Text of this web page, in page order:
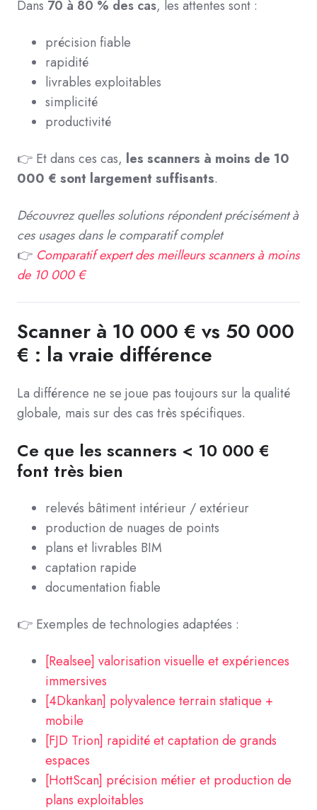
Dans 70 à 80 % des cas, les attentes sont :
précision fiable
rapidité
livrables exploitables
simplicité
productivité
👉 Et dans ces cas, les scanners à moins de 10
000 € sont largement suffisants.
Découvrez quelles solutions répondent précisément à
ces usages dans le comparatif complet
👉 Comparatif expert des meilleurs scanners à moins
de 10 000 €
Scanner à 10 000 € vs 50 000
€ : la vraie différence
La différence ne se joue pas toujours sur la qualité
globale, mais sur des cas très spécifiques.
Ce que les scanners < 10 000 €
font très bien
relevés bâtiment intérieur / extérieur
production de nuages de points
plans et livrables BIM
captation rapide
documentation fiable
👉 Exemples de technologies adaptées :
[Realsee] valorisation visuelle et expériences
immersives
[4Dkankan] polyvalence terrain statique +
mobile
[FJD Trion] rapidité et captation de grands
espaces
[HottScan] précision métier et production de
plans exploitables